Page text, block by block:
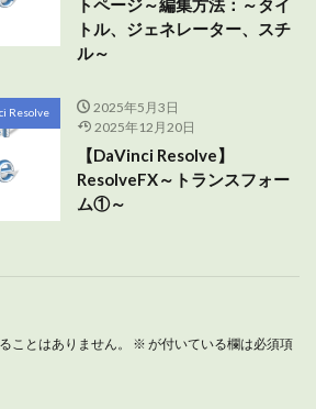
トル、ジェネレーター、スチ
ル～
Resolve
2025年5月3日
2025年12月20日
【DaVinci Resolve】
ResolveFX～トランスフォー
ム①～
ことはありません。 ※ が付いている欄は必須項